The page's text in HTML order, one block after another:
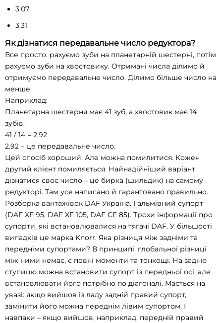
3.07
3.31
Як дізнатися передавальне число редуктора?
Все просто: рахуємо зуби на планетарній шестерні, потім
рахуємо зуби на хвостовику. Отримані числа ділимо й
отримуємо передавальне число. Ділимо більше число на
менше.
Наприклад:
Планетарна шестерня має 41 зуб, а хвостовик має 14
зубів.
41 / 14 = 2.92
2.92 – це передавальне число.
Цей спосіб хороший. Але можна помилитися. Кожен
другий клієнт помиляється. Найнадійніший варіант
дізнатися своє число – це бирка (шильдик) на самому
редукторі. Там усе написано й гарантовано правильно.
Розборка вантажівок DAF Україна. Гальмівний супорт
(DAF XF 95, DAF XF 105, DAF CF 85). Трохи інформації про
супорти, які встановлювалися на тягачі DAF. У більшості
випадків це марка Knorr. Яка різниця між задніми та
передніми супортами? В принципі, глобальної різниці
між ними немає, є певні моменти та тонкощі. На задню
ступицю можна встановити супорт із передньої осі, але
встановлювати його потрібно по діагоналі. Мається на
увазі: якщо вийшов із ладу задній правий супорт,
замінити його можна переднім лівим супортом. І
навпаки – якщо вийшов, наприклад, передній правий